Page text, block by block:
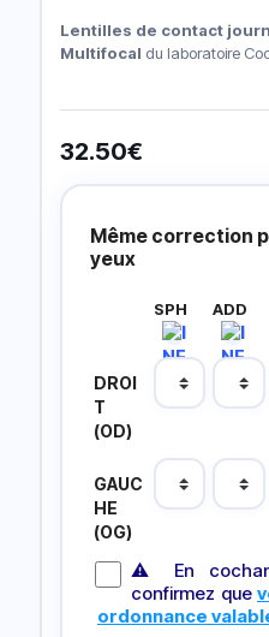
Lentilles de contact
Multifocal du laboratoire
32.50€
Prescripción
Même correction
yeux
SPH ADD
DROI
T
(OD)
GAUC
HE
(OG)
⚠ En
confirmez que
ordonnance